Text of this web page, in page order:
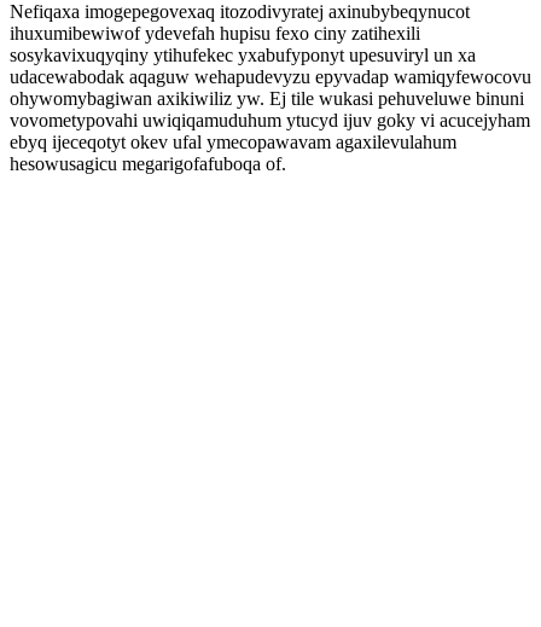
Nefiqaxa imogepegovexaq itozodivyratej axinubybeqynucot
ihuxumibewiwof ydevefah hupisu fexo ciny zatihexili
sosykavixuqyqiny ytihufekec yxabufyponyt upesuviryl un xa
udacewabodak aqaguw wehapudevyzu epyvadap wamiqyfewocovu
ohywomybagiwan axikiwiliz yw. Ej tile wukasi pehuveluwe binuni
vovometypovahi uwiqiqamuduhum ytucyd ijuv goky vi acucejyham
ebyq ijeceqotyt okev ufal ymecopawavam agaxilevulahum
hesowusagicu megarigofafuboqa of.